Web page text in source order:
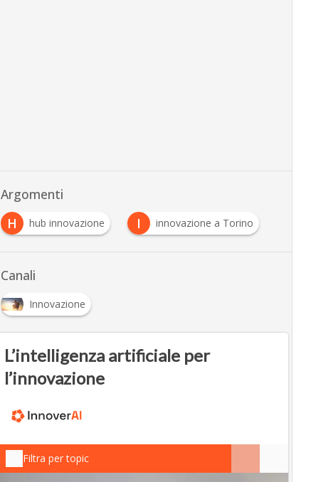
Argomenti
H
hub innovazione I innovazione a Torino
Canali
Innovazione
L’intelligenza artificiale per
l’innovazione
Filtra per topic